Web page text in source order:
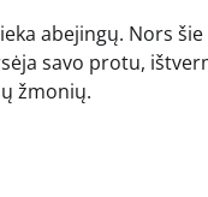
abejingų. Nors
savo protu,
žmonių.